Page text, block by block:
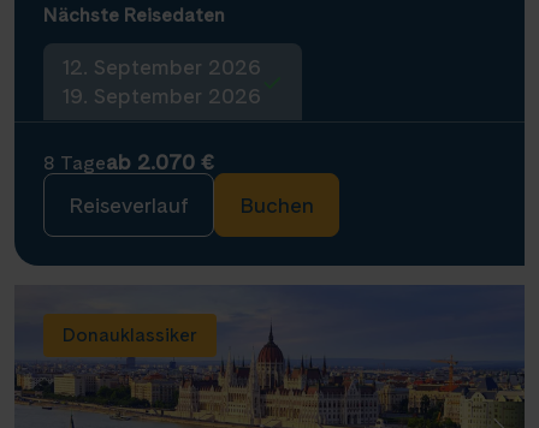
Nächste Reisedaten
12. September 2026
19. September 2026
8 Tageab 2.070 €
Reiseverlauf
Buchen
Donauklassiker